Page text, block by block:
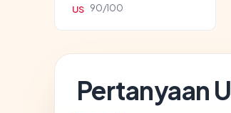
US 90/100
Pertanyaan